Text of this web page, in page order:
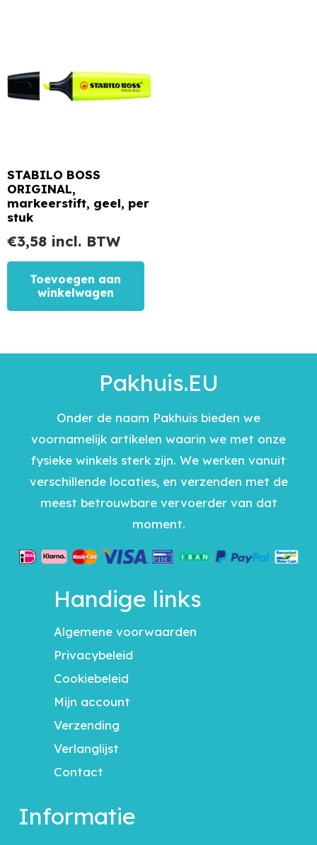
STABILO BOSS
ORIGINAL,
markeerstift, geel, per
stuk
€3,58 incl. BTW
Toevoegen aan
winkelwagen
Pakhuis.EU
Onder de naam Pakhuis bieden we
voornamelijk artikelen waarin we met onze
fysieke winkels sterk zijn. We werken vanuit
verschillende locaties, en verzenden met de
meest betrouwbare vervoerder van dat
moment.
Handige links
Algemene voorwaarden
Privacybeleid
Cookiebeleid
Mijn account
Verzending
Verlanglijst
Contact
Informatie